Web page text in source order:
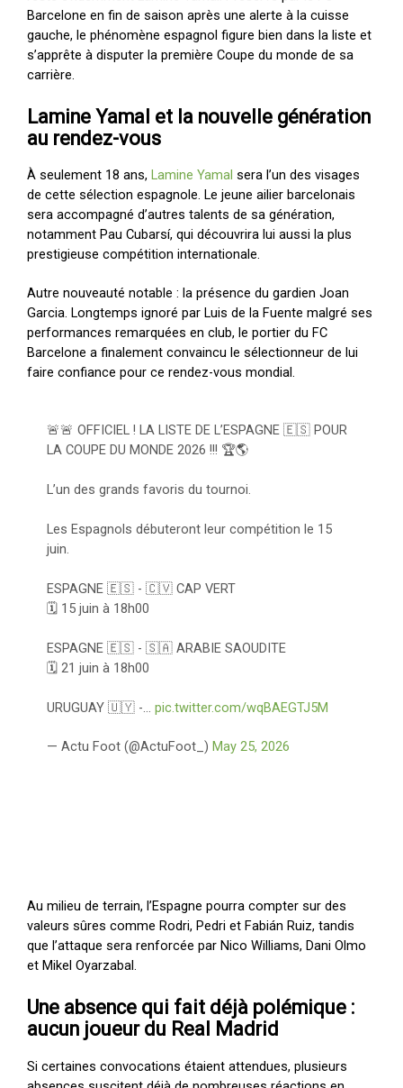
Barcelone en fin de saison après une alerte à la cuisse
gauche, le phénomène espagnol figure bien dans la liste et
s’apprête à disputer la première Coupe du monde de sa
carrière.
Lamine Yamal et la nouvelle génération
au rendez-vous
À seulement 18 ans,Lamine Yamal sera l’un des visages
de cette sélection espagnole. Le jeune ailier barcelonais
sera accompagné d’autres talents de sa génération,
notamment Pau Cubarsí, qui découvrira lui aussi la plus
prestigieuse compétition internationale.
Autre nouveauté notable : la présence du gardien Joan
Garcia. Longtemps ignoré par Luis de la Fuente malgré ses
performances remarquées en club, le portier du FC
Barcelone a finalement convaincu le sélectionneur de lui
faire confiance pour ce rendez-vous mondial.
🚨🚨 OFFICIEL ! LA LISTE DE L’ESPAGNE 🇪🇸 POUR
LA COUPE DU MONDE 2026 !!! 🏆🌎
L’un des grands favoris du tournoi.
Les Espagnols débuteront leur compétition le 15
juin.
ESPAGNE 🇪🇸 - 🇨🇻 CAP VERT
🗓️ 15 juin à 18h00
ESPAGNE 🇪🇸 - 🇸🇦 ARABIE SAOUDITE
🗓️ 21 juin à 18h00
URUGUAY 🇺🇾 -…pic.twitter.com/wqBAEGTJ5M
— Actu Foot (@ActuFoot_) May 25, 2026
Au milieu de terrain, l’Espagne pourra compter sur des
valeurs sûres comme Rodri, Pedri et Fabián Ruiz, tandis
que l’attaque sera renforcée par Nico Williams, Dani Olmo
et Mikel Oyarzabal.
Une absence qui fait déjà polémique :
aucun joueur du Real Madrid
Si certaines convocations étaient attendues, plusieurs